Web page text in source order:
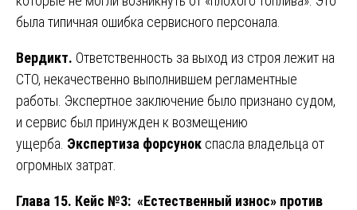
была типичная ошибка сервисного персонала.
Вердикт. Ответственность за выход из строя лежит на
СТО, некачественно выполнившем регламентные
работы. Экспертное заключение было признано судом,
и сервис был принужден к возмещению
ущерба. Экспертиза форсунок спасла владельца от
огромных затрат.
Глава 15. Кейс №3: «Естественный износ» против